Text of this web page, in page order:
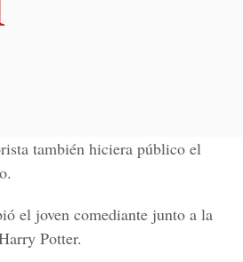
también hiciera público el
el joven comediante junto a la
Potter.